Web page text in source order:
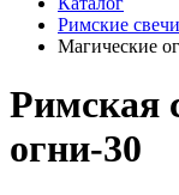
Римские свечи
Магические
Римская
огни-30